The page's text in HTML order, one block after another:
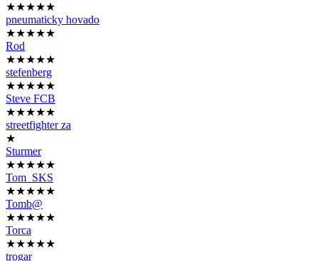
★★★★★
pneumaticky hovado
★★★★★
Rod
★★★★★
stefenberg
★★★★★
Steve FCB
★★★★★
streetfighter za
★
Sturmer
★★★★★
Tom_SKS
★★★★★
Tomb@
★★★★★
Torca
★★★★★
trogar